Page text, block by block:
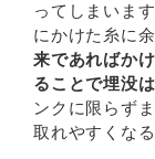
ってしまいま
にかけた糸に
来であればか
ることで埋没
ンクに限らず
取れやすくな